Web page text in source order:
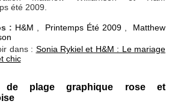
été 2009.
: H&M , Printemps Été 2009 , Matthew
dans : Sonia Rykiel et H&M : Le mariage
chic
de plage graphique rose et